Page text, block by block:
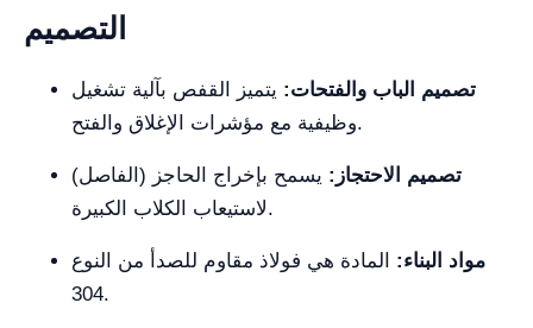
التصميم
تصميم الباب والفتحات: يتميز القفص بآلية تشغيل
وظيفية مع مؤشرات الإغلاق والفتح.
تصميم الاحتجاز: يسمح بإخراج الحاجز (الفاصل)
لاستيعاب الكلاب الكبيرة.
مواد البناء: المادة هي فولاذ مقاوم للصدأ من النوع
304.